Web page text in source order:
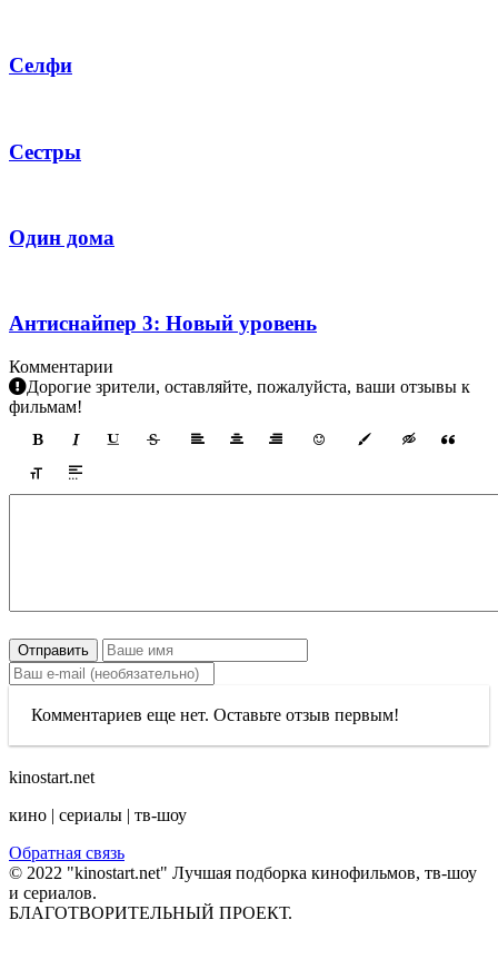
Селфи
Сестры
Один дома
Антиснайпер 3: Новый уровень
Комментарии
Дорогие зрители, оставляйте, пожалуйста, ваши отзывы к
фильмам!
Отправить
Комментариев еще нет. Оставьте отзыв первым!
kinostart.net
кино | сериалы | тв-шоу
Обратная связь
© 2022 "kinostart.net" Лучшая подборка кинофильмов, тв-шоу
и сериалов.
БЛАГОТВОРИТЕЛЬНЫЙ ПРОЕКТ.